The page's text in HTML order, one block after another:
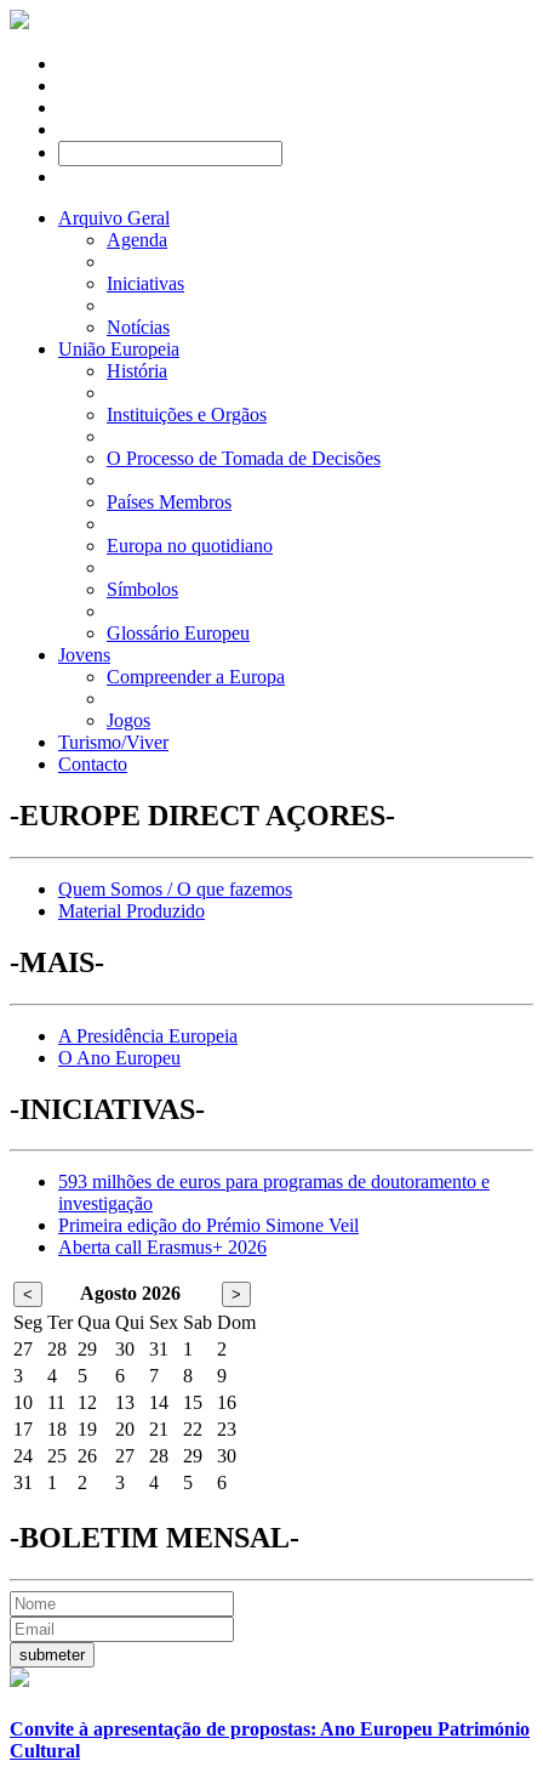
Arquivo Geral
Agenda
Iniciativas
Notícias
União Europeia
História
Instituições e Orgãos
O Processo de Tomada de Decisões
Países Membros
Europa no quotidiano
Símbolos
Glossário Europeu
Jovens
Compreender a Europa
Jogos
Turismo/Viver
Contacto
-EUROPE DIRECT AÇORES-
Quem Somos / O que fazemos
Material Produzido
-MAIS-
A Presidência Europeia
O Ano Europeu
-INICIATIVAS-
593 milhões de euros para programas de doutoramento e
investigação
Primeira edição do Prémio Simone Veil
Aberta call Erasmus+ 2026
< Agosto 2026 >
Seg Ter Qua Qui Sex Sab Dom
27
28 29 30 31 1
2
3
4 5 6 7 8
9
10
11 12 13 14 15
16
17
18 19 20 21 22
23
24
25 26 27 28 29
30
31
1 2 3 4 5 6
-BOLETIM MENSAL-
Convite à apresentação de propostas: Ano Europeu Património
Cultural